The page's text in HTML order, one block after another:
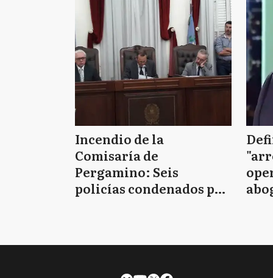
Incendio de la
Comisaría de
Pergamino: Seis
policías condenados por